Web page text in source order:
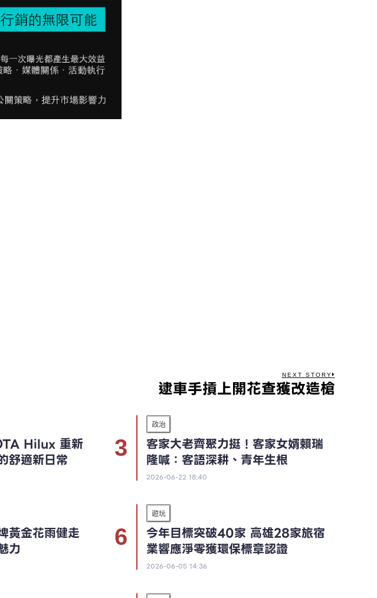
NEXT STORY
逮車手摃上開花查獲改造槍
Hilux 重新
舒適新日常
政治
客家大老齊聚力挺！客家女婿賴瑞
隆喊：客語深耕、青年生根
2026-06-22 18:40
黃金花雨健走
力
遊玩
今年目標突破40家 高雄28家旅宿
業響應淨零獲環保標章認證
2026-06-05 14:36